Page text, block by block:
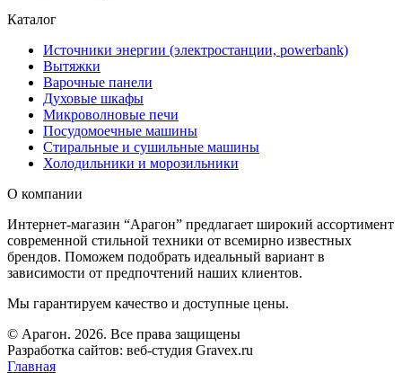
Каталог
Источники энергии (электростанции, powerbank)
Вытяжки
Варочные панели
Духовые шкафы
Микроволновые печи
Посудомоечные машины
Стиральные и сушильные машины
Холодильники и морозильники
О компании
Интернет-магазин “Арагон” предлагает широкий ассортимент
современной стильной техники от всемирно известных
брендов. Поможем подобрать идеальный вариант в
зависимости от предпочтений наших клиентов.
Мы гарантируем качество и доступные цены.
© Арагон. 2026. Все права защищены
Разработка сайтов: веб-студия Gravex.ru
Главная